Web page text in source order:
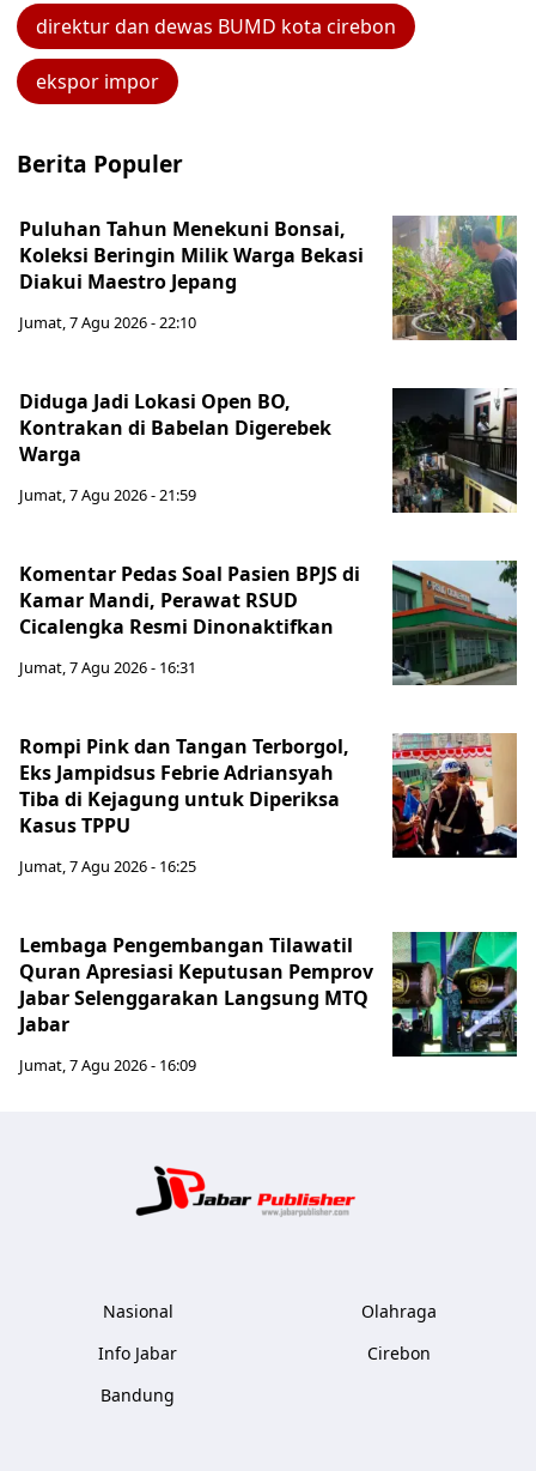
direktur dan dewas BUMD kota cirebon
ekspor impor
Berita Populer
Puluhan Tahun Menekuni Bonsai,
Koleksi Beringin Milik Warga Bekasi
Diakui Maestro Jepang
Jumat, 7 Agu 2026 - 22:10
Diduga Jadi Lokasi Open BO,
Kontrakan di Babelan Digerebek
Warga
Jumat, 7 Agu 2026 - 21:59
Komentar Pedas Soal Pasien BPJS di
Kamar Mandi, Perawat RSUD
Cicalengka Resmi Dinonaktifkan
Jumat, 7 Agu 2026 - 16:31
Rompi Pink dan Tangan Terborgol,
Eks Jampidsus Febrie Adriansyah
Tiba di Kejagung untuk Diperiksa
Kasus TPPU
Jumat, 7 Agu 2026 - 16:25
Lembaga Pengembangan Tilawatil
Quran Apresiasi Keputusan Pemprov
Jabar Selenggarakan Langsung MTQ
Jabar
Jumat, 7 Agu 2026 - 16:09
Nasional
Info Jabar
Bandung
Olahraga
Cirebon